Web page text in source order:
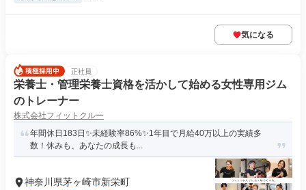
気になる
正社員
栄養士・管理栄養士資格を活かして始める女性専用ジム
のトレーナー
株式会社フィットクルー
年間休日183日✨未経験率86%✨1年目で月給40万以上の実績多
数！休みも、あなたの成長も...
神奈川県茅ヶ崎市新栄町